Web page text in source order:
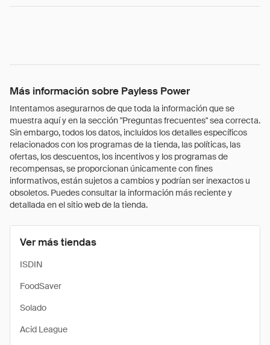
Más información sobre Payless Power
Intentamos asegurarnos de que toda la información que se
muestra aquí y en la sección "Preguntas frecuentes" sea correcta.
Sin embargo, todos los datos, incluidos los detalles específicos
relacionados con los programas de la tienda, las políticas, las
ofertas, los descuentos, los incentivos y los programas de
recompensas, se proporcionan únicamente con fines
informativos, están sujetos a cambios y podrían ser inexactos u
obsoletos. Puedes consultar la información más reciente y
detallada en el sitio web de la tienda.
Ver más tiendas
ISDIN
FoodSaver
Solado
Acid League